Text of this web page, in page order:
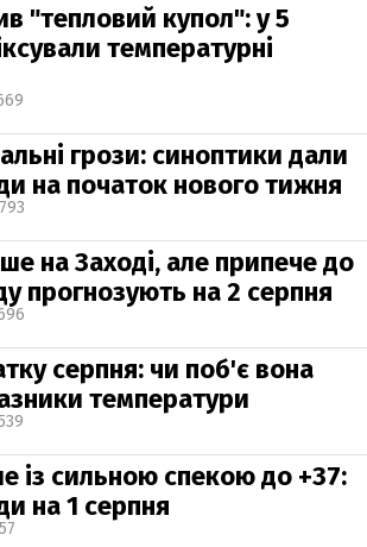
"тепловий купол": у 5
температурні
грози: синоптики дали
на початок нового тижня
на Заході, але припече до
прогнозують на 2 серпня
серпня: чи поб'є вона
температури
із сильною спекою до +37:
на 1 серпня